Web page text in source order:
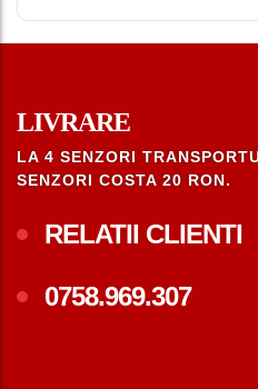
LIVRARE
LA 4 SENZORI
SENZORI COSTA 20 RON.
RELATII CLIENTI
0758.969.307